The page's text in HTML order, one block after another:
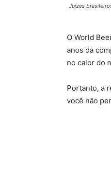
Juízes
O World
anos da
no calor do
Portanto, a
você não